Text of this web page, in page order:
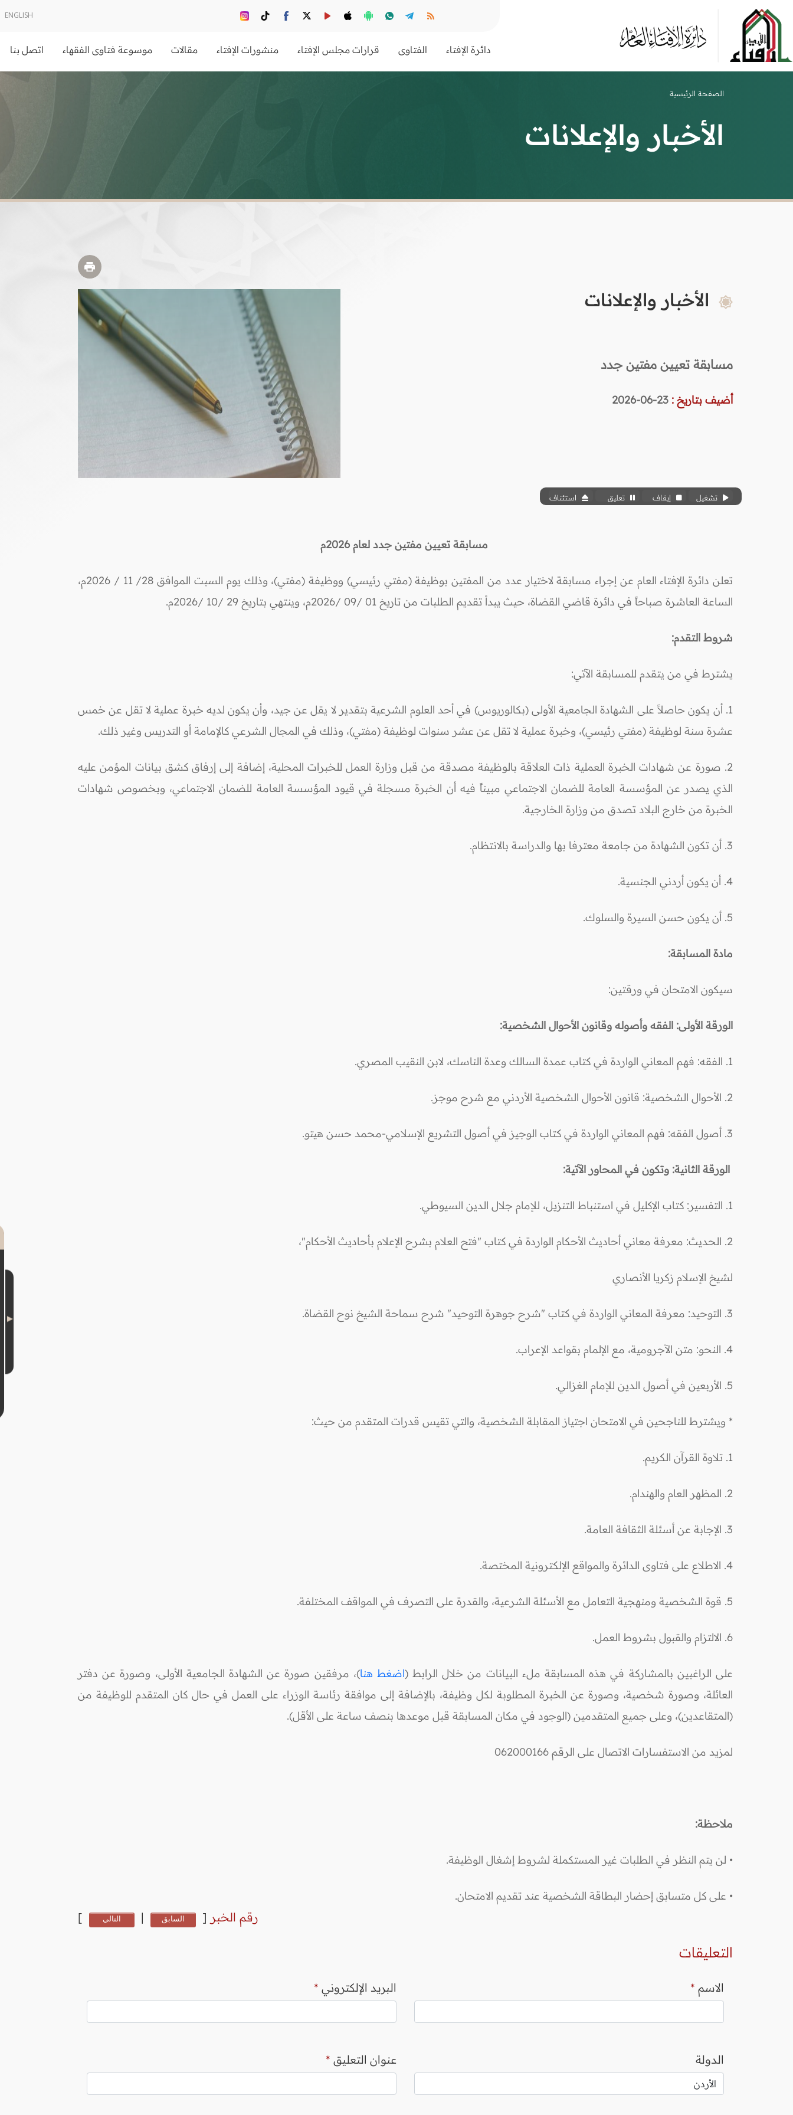
ENGLISH
دائرة الإفتاء الفتاوى قرارات مجلس الإفتاء منشورات الإفتاء مقالات موسوعة فتاوى الفقهاء اتصل بنا
الصفحة الرئيسية
الأخبار والإعلانات
الأخبار والإعلانات
مسابقة تعيين مفتين جدد
أضيف بتاريخ : 23-06-2026
تشغيل إيقاف تعليق استئناف
مسابقة تعيين مفتين جدد لعام 2026م
تعلن دائرة الإفتاء العام عن إجراء مسابقة لاختيار عدد من المفتين بوظيفة (مفتي رئيسي) ووظيفة (مفتي)، وذلك يوم السبت الموافق 28/ 11 / 2026م،
الساعة العاشرة صباحاً في دائرة قاضي القضاة، حيث يبدأ تقديم الطلبات من تاريخ 01 /09 /2026م، وينتهي بتاريخ 29 /10 /2026م.
شروط التقدم:
يشترط في من يتقدم للمسابقة الآتي:
1. أن يكون حاصلاً على الشهادة الجامعية الأولى (بكالوريوس) في أحد العلوم الشرعية بتقدير لا يقل عن جيد، وأن يكون لديه خبرة عملية لا تقل عن خمس
عشرة سنة لوظيفة (مفتي رئيسي)، وخبرة عملية لا تقل عن عشر سنوات لوظيفة (مفتي)، وذلك في المجال الشرعي كالإمامة أو التدريس وغير ذلك.
2. صورة عن شهادات الخبرة العملية ذات العلاقة بالوظيفة مصدقة من قبل وزارة العمل للخبرات المحلية، إضافة إلى إرفاق كشق بيانات المؤمن عليه
الذي يصدر عن المؤسسة العامة للضمان الاجتماعي مبيناً فيه أن الخبرة مسجلة في قيود المؤسسة العامة للضمان الاجتماعي، وبخصوص شهادات
الخبرة من خارج البلاد تصدق من وزارة الخارجية.
3. أن تكون الشهادة من جامعة معترفا بها والدراسة بالانتظام.
4. أن يكون أردني الجنسية.
5. أن يكون حسن السيرة والسلوك.
مادة المسابقة:
سيكون الامتحان في ورقتين:
الورقة الأولى: الفقه وأصوله وقانون الأحوال الشخصية:
1. الفقه: فهم المعاني الواردة في كتاب عمدة السالك وعدة الناسك، لابن النقيب المصري.
2. الأحوال الشخصية: قانون الأحوال الشخصية الأردني مع شرح موجز.
3. أصول الفقه: فهم المعاني الواردة في كتاب الوجيز في أصول التشريع الإسلامي-محمد حسن هيتو.
الورقة الثانية: وتكون في المحاور الآتية:
1. التفسير: كتاب الإكليل في استنباط التنزيل، للإمام جلال الدين السيوطي.
2. الحديث: معرفة معاني أحاديث الأحكام الواردة في كتاب "فتح العلام بشرح الإعلام بأحاديث الأحكام"،
لشيخ الإسلام زكريا الأنصاري
3. التوحيد: معرفة المعاني الواردة في كتاب "شرح جوهرة التوحيد" شرح سماحة الشيخ نوح القضاة.
4. النحو: متن الآجرومية، مع الإلمام بقواعد الإعراب.
5. الأربعين في أصول الدين للإمام الغزالي.
* ويشترط للناجحين في الامتحان اجتياز المقابلة الشخصية، والتي تقيس قدرات المتقدم من حيث:
1. تلاوة القرآن الكريم.
2. المظهر العام والهندام.
3. الإجابة عن أسئلة الثقافة العامة.
4. الاطلاع على فتاوى الدائرة والمواقع الإلكترونية المختصة.
5. قوة الشخصية ومنهجية التعامل مع الأسئلة الشرعية، والقدرة على التصرف في المواقف المختلفة.
6. الالتزام والقبول بشروط العمل.
على الراغبين بالمشاركة في هذه المسابقة ملء البيانات من خلال الرابط (اضغط هنا)، مرفقين صورة عن الشهادة الجامعية الأولى، وصورة عن دفتر
العائلة، وصورة شخصية، وصورة عن الخبرة المطلوبة لكل وظيفة، بالإضافة إلى موافقة رئاسة الوزراء على العمل في حال كان المتقدم للوظيفة من
(المتقاعدين)، وعلى جميع المتقدمين (الوجود في مكان المسابقة قبل موعدها بنصف ساعة على الأقل).
لمزيد من الاستفسارات الاتصال على الرقم 062000166
ملاحظة:
• لن يتم النظر في الطلبات غير المستكملة لشروط إشغال الوظيفة.
• على كل متسابق إحضار البطاقة الشخصية عند تقديم الامتحان.
رقم الخبر [ السابق | التالي ]
التعليقات
الاسم * البريد الإلكتروني *
الدولة عنوان التعليق *